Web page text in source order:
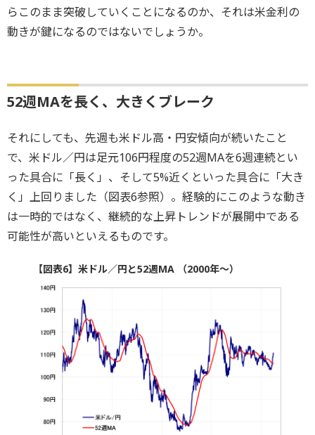
らこのまま突破していくことになるのか、それは米金利の
動きが鍵になるのではないでしょうか。
52週MAを長く、大きくブレーク
それにしても、先週も米ドル高・円安傾向が続いたこと
で、米ドル／円は足元106円程度の52週MAを6週連続とい
った具合に「長く」、そして5%近くといった具合に「大き
く」上回りました（図表6参照）。経験的にこのような動き
は一時的ではなく、継続的な上昇トレンドが展開中である
可能性が高いといえるものです。
【図表6】米ドル／円と52週MA （2000年～）